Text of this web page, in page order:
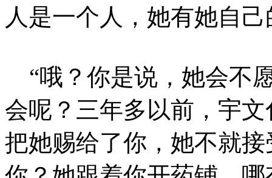
人是一个人，她有她自己
“哦？你是说，她会不
会呢？三年多以前，宇
把她赐给了你，她不就